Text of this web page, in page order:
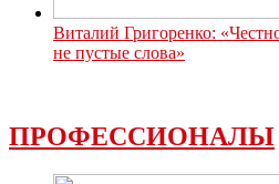
Виталий Григоренко:
не пустые слова»
ПРОФЕССИОНАЛЫ